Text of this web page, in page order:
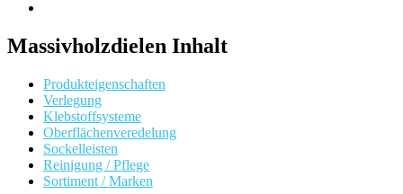
Massivholzdielen Inhalt
Produkteigenschaften
Verlegung
Klebstoffsysteme
Oberflächenveredelung
Sockelleisten
Reinigung / Pflege
Sortiment / Marken